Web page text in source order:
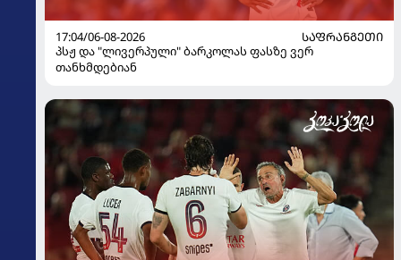
17:04/06-08-2026
ᲡᲐᲤᲠᲐᲜᲒᲔᲗᲘ
პსჟ და "ლივერპული" ბარკოლას ფასზე ვერ
თანხმდებიან